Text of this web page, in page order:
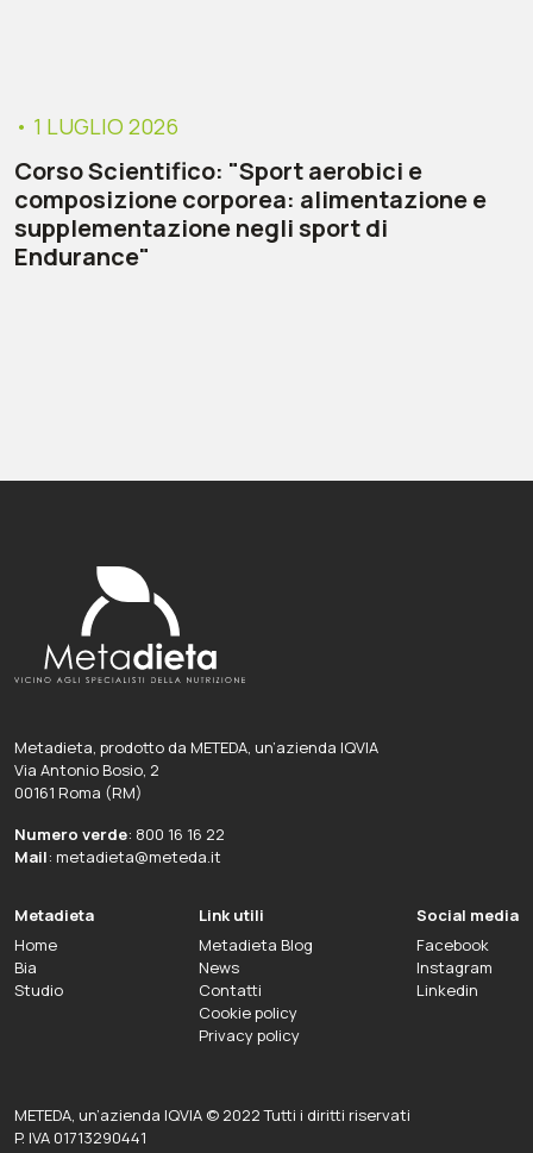
• 1 LUGLIO 2026
Corso Scientifico: "Sport aerobici e
composizione corporea: alimentazione e
supplementazione negli sport di
Endurance"
Metadieta
Home
Bia
Studio
Link utili
Metadieta Blog
News
Contatti
Cookie policy
Privacy policy
Social media
Facebook
Instagram
Linkedin
Metadieta, prodotto da METEDA, un’azienda IQVIA
Via Antonio Bosio, 2
00161 Roma (RM)
Numero verde: 800 16 16 22
Mail: metadieta@meteda.it
METEDA, un’azienda IQVIA © 2022 Tutti i diritti riservati
P. IVA 01713290441